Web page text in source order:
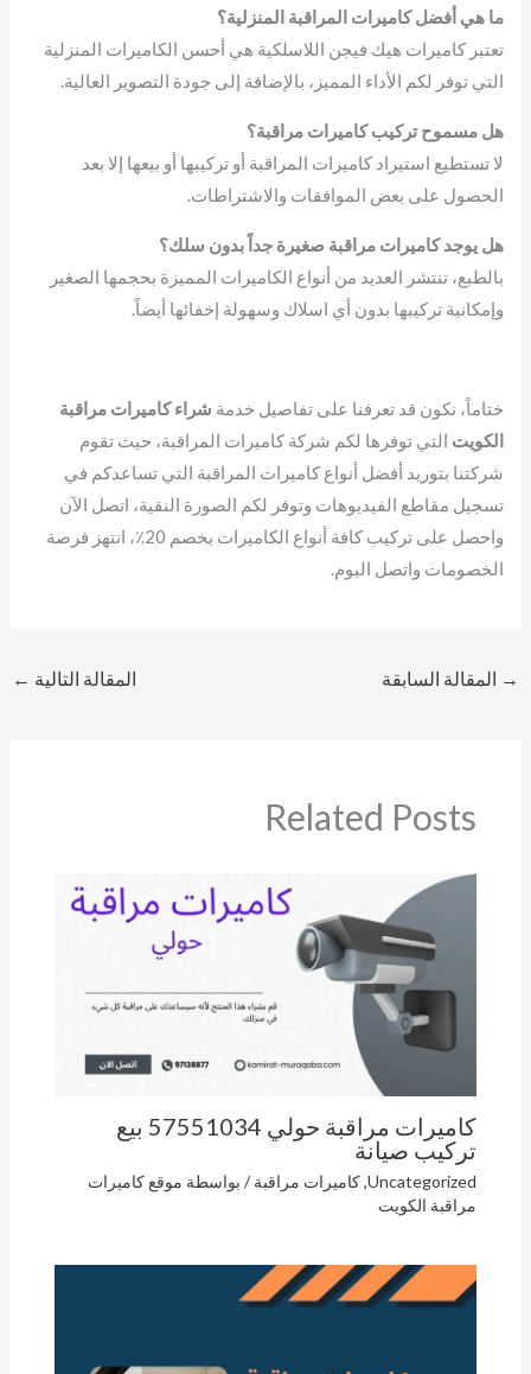
ما هي أفضل كاميرات المراقبة المنزلية؟
تعتبر كاميرات هيك فيجن اللاسلكية هي أحسن الكاميرات المنزلية
التي توفر لكم الأداء المميز، بالإضافة إلى جودة التصوير العالية.
هل مسموح تركيب كاميرات مراقبة؟
لا تستطيع استيراد كاميرات المراقبة أو تركيبها أو بيعها إلا بعد
الحصول على بعض الموافقات والاشتراطات.
هل يوجد كاميرات مراقبة صغيرة جداً بدون سلك؟
بالطبع، تنتشر العديد من أنواع الكاميرات المميزة بحجمها الصغير
وإمكانية تركيبها بدون أي اسلاك وسهولة إخفائها أيضاً.
ختاماً، نكون قد تعرفنا على تفاصيل خدمة شراء كاميرات مراقبة
الكويت التي توفرها لكم شركة كاميرات المراقبة، حيث تقوم
شركتنا بتوريد أفضل أنواع كاميرات المراقبة التي تساعدكم في
تسجيل مقاطع الفيديوهات وتوفر لكم الصورة النقية، اتصل الآن
واحصل على تركيب كافة أنواع الكاميرات بخصم 20٪، انتهز فرصة
الخصومات واتصل اليوم.
→ المقالة السابقة المقالة التالية ←
Related Posts
كاميرات مراقبة حولي 57551034 بيع
تركيب صيانة
Uncategorized
,كاميرات مراقبة / بواسطة موقع كاميرات
مراقبة الكويت